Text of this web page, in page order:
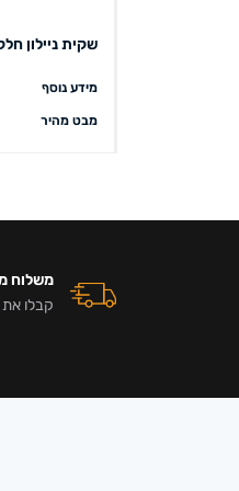
שקית ניילון חלק
מידע נוסף
מבט מהיר
משלוח
קבלו